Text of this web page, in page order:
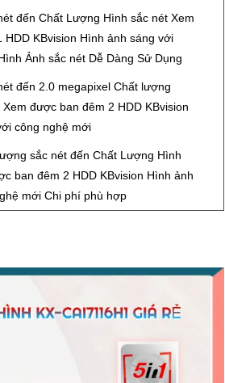
đến Chất Lượng Hình sắc nét Xem
HDD KBvision Hình ảnh sáng với
Ảnh sắc nét Dễ Dàng Sử Dụng
đến 2.0 megapixel Chất lượng
được ban đêm 2 HDD KBvision
công nghệ mới
sắc nét đến Chất Lượng Hình
ban đêm 2 HDD KBvision Hình ảnh
mới Chi phí phù hợp